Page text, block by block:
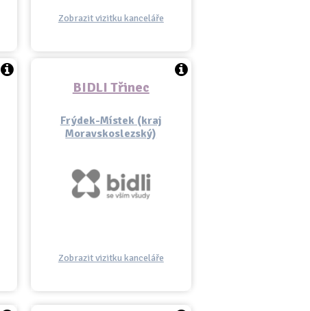
Zobrazit vizitku kanceláře
BIDLI Třinec
Frýdek-Místek (kraj
Moravskoslezský)
Zobrazit vizitku kanceláře